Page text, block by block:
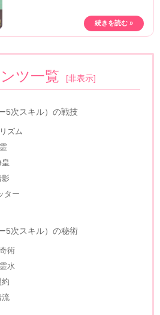
ツ一覧 [非表示]
5次スキル）の戦技
ズム
皇
影
ター
5次スキル）の秘術
術
水
約
流